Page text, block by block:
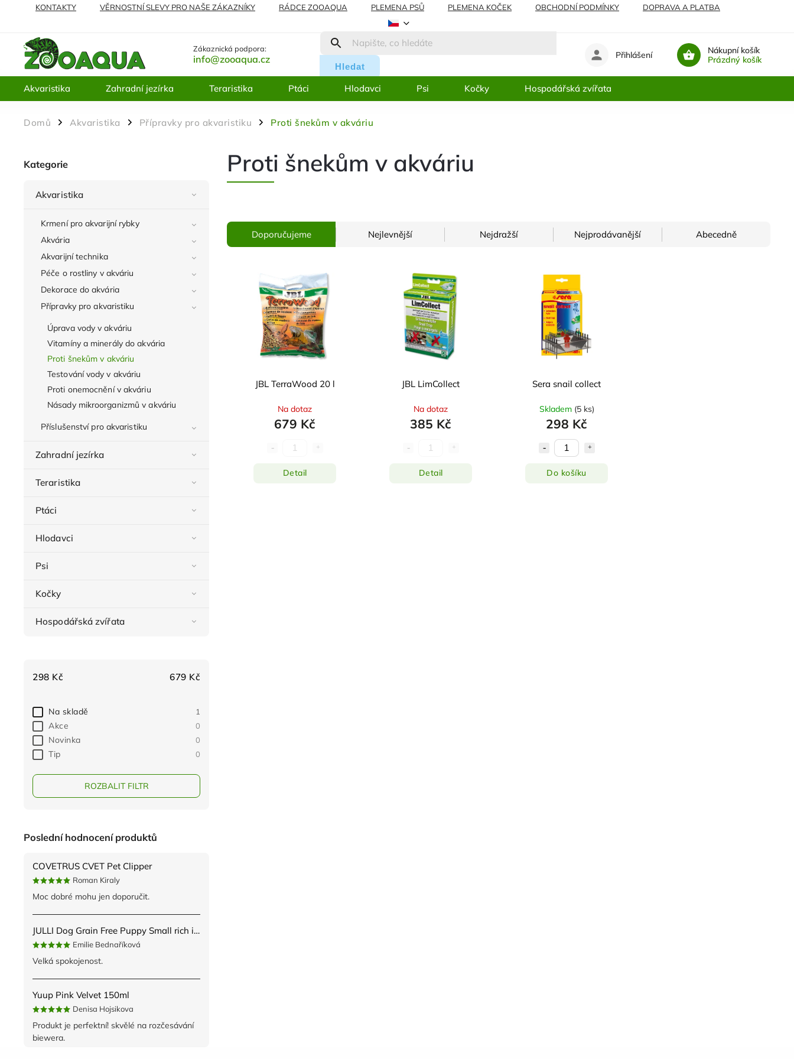
KONTAKTY VĚRNOSTNÍ SLEVY PRO NAŠE ZÁKAZNÍKY RÁDCE ZOOAQUA PLEMENA PSŮ PLEMENA KOČEK OBCHODNÍ PODMÍNKY
DOPRAVA A PLATBA
Zákaznická podpora:
info@zooaqua.cz
Hledat
Nákupní košík
Prázdný košík
Přihlášení
Akvaristika Zahradní jezírka Teraristika Ptáci Hlodavci Psi Kočky Hospodářská zvířata
Domů / Akvaristika / Přípravky pro akvaristiku / Proti šnekům v akváriu
Kategorie
Akvaristika
Krmení pro akvarijní rybky
Akvária
Akvarijní technika
Péče o rostliny v akváriu
Dekorace do akvária
Přípravky pro akvaristiku
Úprava vody v akváriu
Vitamíny a minerály do akvária
Proti šnekům v akváriu
Testování vody v akváriu
Proti onemocnění v akváriu
Násady mikroorganizmů v akváriu
Příslušenství pro akvaristiku
Zahradní jezírka
Teraristika
Ptáci
Hlodavci
Psi
Kočky
Hospodářská zvířata
298 Kč 679 Kč
Na skladě 1
Akce 0
Novinka 0
Tip 0
ROZBALIT FILTR
Poslední hodnocení produktů
COVETRUS CVET Pet Clipper
Roman Kiraly
Moc dobré mohu jen doporučit.
JULLI Dog Grain Free Puppy Small rich in fresh Turkey & Potato 2kg
Emilie Bednaříková
Velká spokojenost.
Yuup Pink Velvet 150ml
Denisa Hojsikova
Produkt je perfektní! skvělé na rozčesávání
biewera.
Proti šnekům v akváriu
Doporučujeme Nejlevnější Nejdražší Nejprodávanější Abecedně
JBL TerraWood 20 l
Na dotaz
679 Kč
Detail
JBL LimCollect
Na dotaz
385 Kč
Detail
Sera snail collect
Skladem (5 ks)
298 Kč
Do košíku